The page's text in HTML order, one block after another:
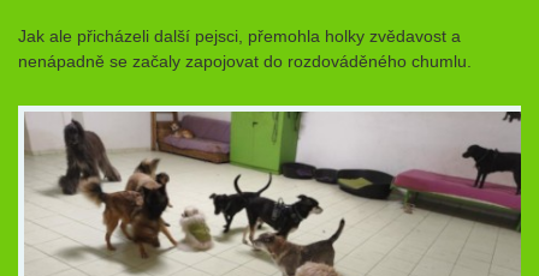
Jak ale přicházeli další pejsci, přemohla holky zvědavost a
nenápadně se začaly zapojovat do rozdováděného chumlu.